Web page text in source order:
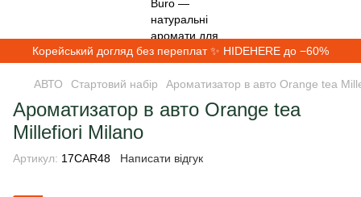
Корейський догляд без переплат ✨ HIDEHERE до −60%
АВТО Стартовий набір Ароматизатор в авто Orange tea
Ароматизатор в авто Orange tea
Millefiori Milano
Артикул: 17CAR48 Написати відгук